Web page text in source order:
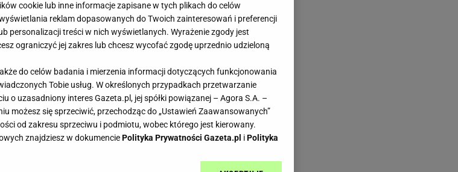
Ten przepis zmieni twoje
cookie lub inne informacje zapisane w tych plikach do celów
reklam dopasowanych do Twoich zainteresowań i preferencji
personalizacji treści w nich wyświetlanych. Wyrażenie zgody jest
ograniczyć jej zakres lub chcesz wycofać zgodę uprzednio udzieloną
do celów badania i mierzenia informacji dotyczących funkcjonowania
Tobie usług. W określonych przypadkach przetwarzanie
o uzasadniony interes Gazeta.pl, jej spółki powiązanej – Agora S.A. –
możesz się sprzeciwić, przechodząc do „Ustawień Zaawansowanych”
od zakresu sprzeciwu i podmiotu, wobec którego jest kierowany.
znajdziesz w dokumenciePolityka Prywatności Gazeta.pl iPolityka